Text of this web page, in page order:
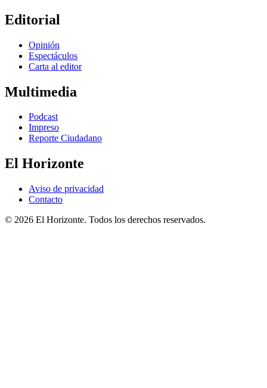
Editorial
Opinión
Espectáculos
Carta al editor
Multimedia
Podcast
Impreso
Reporte Ciudadano
El Horizonte
Aviso de privacidad
Contacto
© 2026 El Horizonte. Todos los derechos reservados.